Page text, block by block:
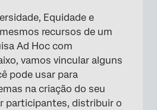
Equidade e
recursos de um
Ad Hoc com
vamos vincular alguns
pode usar para
na criação do seu
participantes, distribuir o